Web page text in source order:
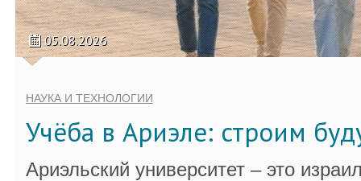
05.08.2026
НАУКА И ТЕХНОЛОГИИ
Учёба в Ариэле: строим
Ариэльский университет – это